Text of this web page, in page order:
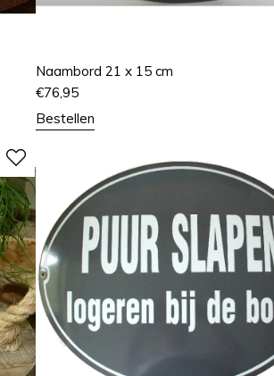
Naambord 21 x 15 cm
€76,95
Bestellen